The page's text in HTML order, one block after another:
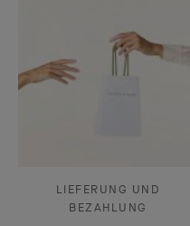
LIEFERUNG UND
BEZAHLUNG